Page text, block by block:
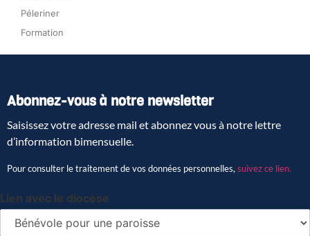
Péleriner
Formation
Abonnez-vous à notre newsletter
Saisissez votre adresse mail et abonnez vous à notre lettre
d’information bimensuelle.
Pour consulter le traitement de vos données personnelles, suivez ce lien.
Lien avec le diocèse